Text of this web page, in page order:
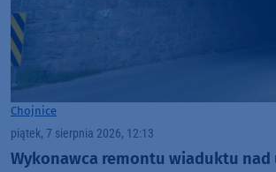
Chojnice
piątek, 7 sierpnia 2026, 12:13
Wykonawca remontu wiaduktu nad